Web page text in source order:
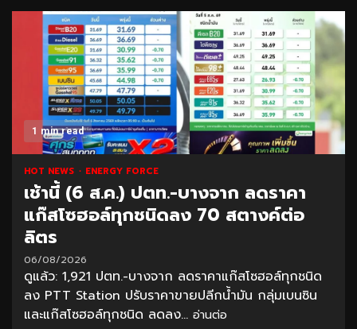
1 min read
HOT NEWS ENERGY FORCE
เช้านี้ (6 ส.ค.) ปตท.-บางจาก ลดราคา
แก๊สโซฮอล์ทุกชนิดลง 70 สตางค์ต่อ
ลิตร
06/08/2026
ดูแล้ว: 1,921 ปตท.-บางจาก ลดราคาแก๊สโซฮอล์ทุกชนิด
ลง PTT Station ปรับราคาขายปลีกน้ำมัน กลุ่มเบนซิน
และแก๊สโซฮอล์ทุกชนิด ลดลง... อ่านต่อ